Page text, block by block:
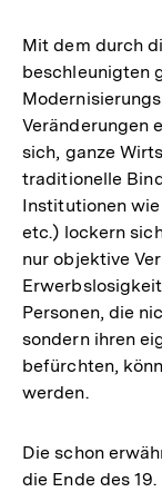
Mit dem durch
beschleunigten
Veränderungen
sich, ganze
traditionelle
Institutionen
etc.) lockern
nur objektive
Personen, die
sondern ihren
befürchten,
werden.
Die schon
die Ende des